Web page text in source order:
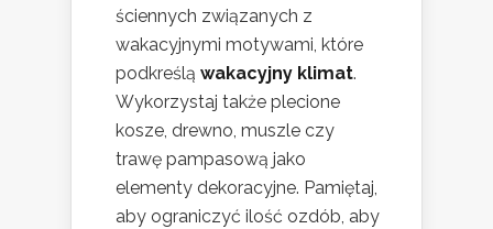
ściennych związanych z
wakacyjnymi motywami, które
podkreślą wakacyjny klimat.
Wykorzystaj także plecione
kosze, drewno, muszle czy
trawę pampasową jako
elementy dekoracyjne. Pamiętaj,
aby ograniczyć ilość ozdób, aby